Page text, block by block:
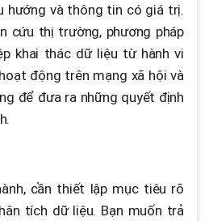
hướng và thông tin có giá trị.
cứu thị trường, phương pháp
khai thác dữ liệu từ hành vi
động trên mạng xã hội và
để đưa ra những quyết định
cần thiết lập mục tiêu rõ
tích dữ liệu. Bạn muốn trả